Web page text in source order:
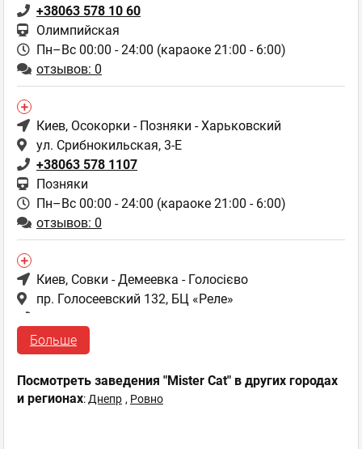
+38063 578 10 60
Олимпийская
Пн–Вс 00:00 - 24:00 (караоке 21:00 - 6:00)
отзывов: 0
Киев, Осокорки - Позняки - Харьковский
ул. Срибнокильская, 3-Е
+38063 578 1107
Позняки
Пн–Вс 00:00 - 24:00 (караоке 21:00 - 6:00)
отзывов: 0
Киев, Совки - Демеевка - Голосієво
пр. Голосеевский 132, БЦ «Реле»
Выставочный центр
Пн–Вс 00:00 - 24:00 (караоке 21:00 - 6:00)
отзывов: 0
Больше
Посмотреть заведения "Mister Cat" в других городах
и регионах: Днепр , Ровно